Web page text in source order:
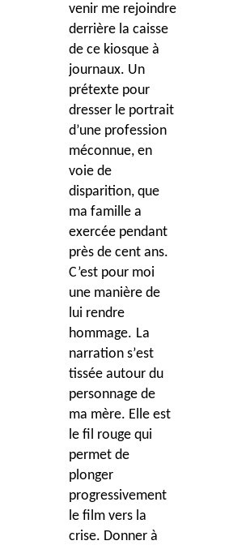
venir me rejoindre
derrière la caisse
de ce kiosque à
journaux. Un
prétexte pour
dresser le portrait
d’une profession
méconnue, en
voie de
disparition, que
ma famille a
exercée pendant
près de cent ans.
C’est pour moi
une manière de
lui rendre
hommage. La
narration s’est
tissée autour du
personnage de
ma mère. Elle est
le fil rouge qui
permet de
plonger
progressivement
le film vers la
crise. Donner à